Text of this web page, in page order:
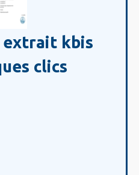
extrait kbis
clics